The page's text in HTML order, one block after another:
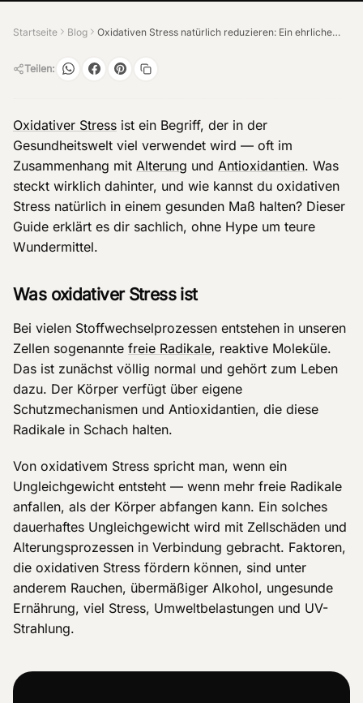
Startseite Blog Oxidativen Stress natürlich reduzieren: Ein ehrlicher Guide
Teilen:
Oxidativer Stress ist ein Begriff, der in der
Gesundheitswelt viel verwendet wird — oft im
Zusammenhang mit Alterung und Antioxidantien. Was
steckt wirklich dahinter, und wie kannst du oxidativen
Stress natürlich in einem gesunden Maß halten? Dieser
Guide erklärt es dir sachlich, ohne Hype um teure
Wundermittel.
Was oxidativer Stress ist
Bei vielen Stoffwechselprozessen entstehen in unseren
Zellen sogenannte freie Radikale, reaktive Moleküle.
Das ist zunächst völlig normal und gehört zum Leben
dazu. Der Körper verfügt über eigene
Schutzmechanismen und Antioxidantien, die diese
Radikale in Schach halten.
Von oxidativem Stress spricht man, wenn ein
Ungleichgewicht entsteht — wenn mehr freie Radikale
anfallen, als der Körper abfangen kann. Ein solches
dauerhaftes Ungleichgewicht wird mit Zellschäden und
Alterungsprozessen in Verbindung gebracht. Faktoren,
die oxidativen Stress fördern können, sind unter
anderem Rauchen, übermäßiger Alkohol, ungesunde
Ernährung, viel Stress, Umweltbelastungen und UV-
Strahlung.